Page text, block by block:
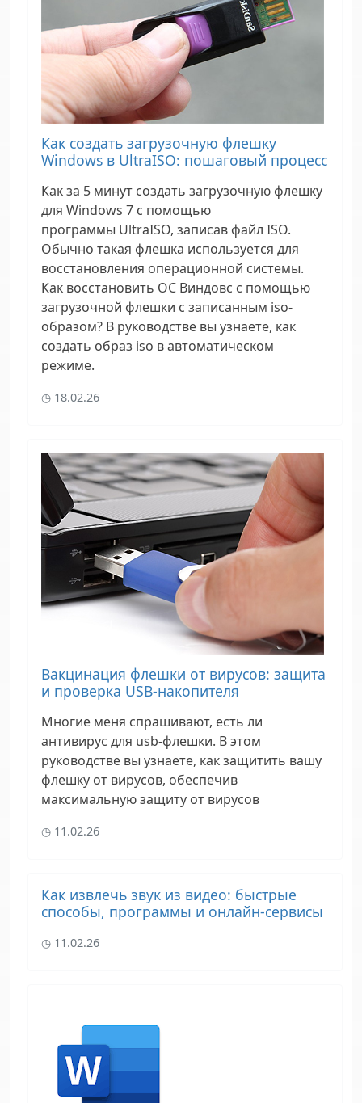
Как создать загрузочную флешку
Windows в UltraISO: пошаговый процесс
Как за 5 минут создать загрузочную флешку
для Windows 7 с помощью
программы UltraISO, записав файл ISO.
Обычно такая флешка используется для
восстановления операционной системы.
Как восстановить ОС Виндовс с помощью
загрузочной флешки с записанным iso-
образом? В руководстве вы узнаете, как
создать образ iso в автоматическом
режиме.
18.02.26
Вакцинация флешки от вирусов: защита
и проверка USB-накопителя
Многие меня спрашивают, есть ли
антивирус для usb-флешки. В этом
руководстве вы узнаете, как защитить вашу
флешку от вирусов, обеспечив
максимальную защиту от вирусов
11.02.26
Как извлечь звук из видео: быстрые
способы, программы и онлайн-сервисы
11.02.26